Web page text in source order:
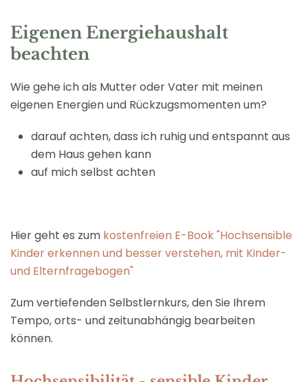
Eigenen Energiehaushalt
beachten
Wie gehe ich als Mutter oder Vater mit meinen
eigenen Energien und Rückzugsmomenten um?
darauf achten, dass ich ruhig und entspannt aus
dem Haus gehen kann
auf mich selbst achten
Hier geht es zum kostenfreien E-Book "Hochsensible
Kinder erkennen und besser verstehen, mit Kinder-
und Elternfragebogen"
Zum vertiefenden Selbstlernkurs, den Sie Ihrem
Tempo, orts- und zeitunabhängig bearbeiten
können.